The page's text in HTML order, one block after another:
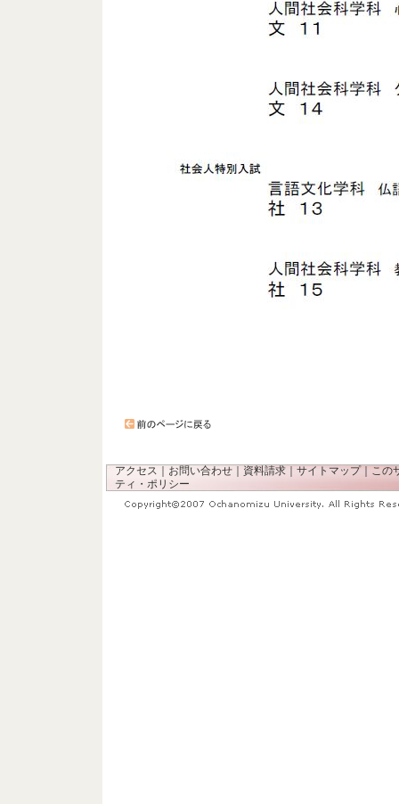
アクセス お問い合わせ 資料請求 サイトマップ｜ この
ティ・ポリシー